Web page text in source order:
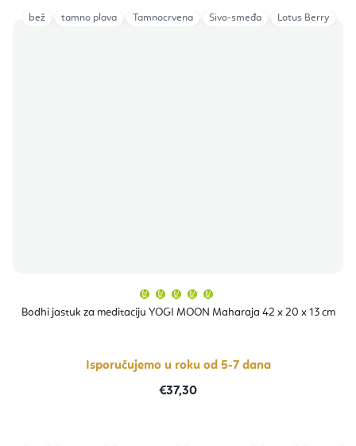
Bodhi jastuk za meditaciju YOGI MOON Maharaja 42 x 20 x 13 cm
proizvoda
je
zvjezdica.
Isporučujemo u roku od 5-7 dana
€37,30
bež tamno plava Tamnocrvena Sivo-smeđa Lotus Berry